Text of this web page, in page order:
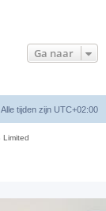
Ga naar
Alle tijden zijn UTC+02:00
Limited